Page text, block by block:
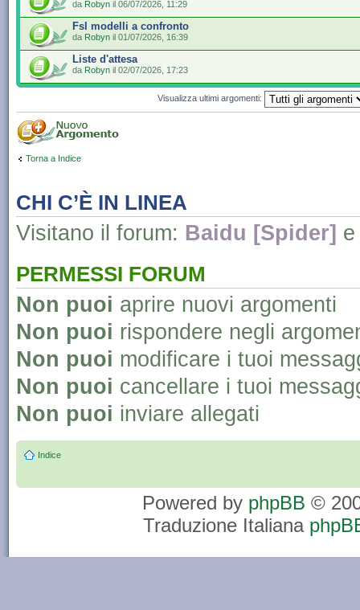
da Robyn il 06/07/2026, 11:29
Fsl modelli a confronto
da Robyn il 01/07/2026, 16:39
Liste d'attesa
da Robyn il 02/07/2026, 17:23
Visualizza ultimi argomenti:
Torna a Indice
CHI C’È IN LINEA
Visitano il forum: Baidu [Spider]
PERMESSI FORUM
Non puoi aprire nuovi argomenti
Non puoi rispondere negli
Non puoi modificare i tuoi
Non puoi cancellare i tuoi
Non puoi inviare allegati
Indice
Powered by phpBB ©
Traduzione Italiana